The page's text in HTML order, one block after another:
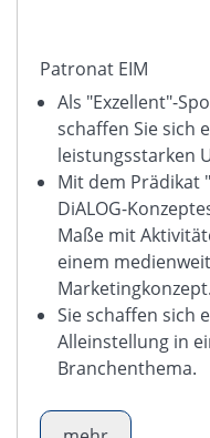
Patronat EIM
Als "Exzellent"-
schaffen Sie sich
leistungsstarken
Mit dem Prädikat
DiALOG-
Maße mit
einem
Marketingkonzept.
Sie schaffen sich
Alleinstellung in
Branchenthema.